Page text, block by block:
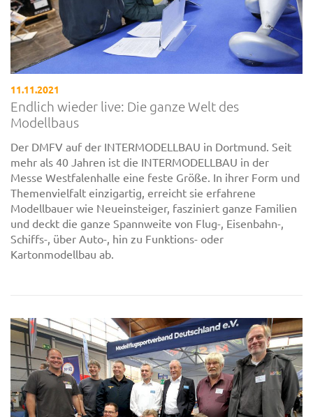
11.11.2021
Endlich wieder live: Die ganze Welt des
Modellbaus
Der DMFV auf der INTERMODELLBAU in Dortmund. Seit
mehr als 40 Jahren ist die INTERMODELLBAU in der
Messe Westfalenhalle eine feste Größe. In ihrer Form und
Themenvielfalt einzigartig, erreicht sie erfahrene
Modellbauer wie Neueinsteiger, fasziniert ganze Familien
und deckt die ganze Spannweite von Flug-, Eisenbahn-,
Schiffs-, über Auto-, hin zu Funktions- oder
Kartonmodellbau ab.